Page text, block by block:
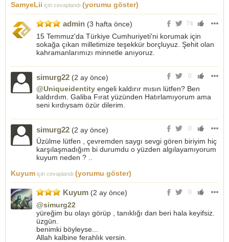
SamyeLii için cevaplandı (yorumu göster)
74
admin (3 hafta önce)
15 Temmuz'da Türkiye Cumhuriyeti'ni korumak için
sokağa çıkan milletimize teşekkür borçluyuz. Şehit olan
kahramanlarımızı minnetle anıyoruz.
0
simurg22 (2 ay önce)
@Uniqueidentity engeli kaldırır mısın lütfen? Ben
kaldırdım. Galiba Fırat yüzünden Hatırlamıyorum ama
seni kırdıysam özür dilerim.
0
simurg22 (2 ay önce)
Üzülme lütfen , çevremden saygı sevgi gören biriyim hiç
karşılaşmadığım bi durumdu o yüzden algılayamıyorum
kuyum neden ? ..
Kuyum için cevaplandı (yorumu göster)
0
Kuyum (2 ay önce)
@simurg22
yüreğim bu olayı görüp , tanıklığı dan beri hala keyifsiz.
üzgün.
benimki böyleyse...
Allah kalbine ferahlık versin.